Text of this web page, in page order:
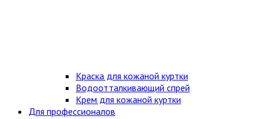
Краска для кожаной куртки
Водоотталкивающий спрей
Крем для кожаной куртки
Для профессионалов